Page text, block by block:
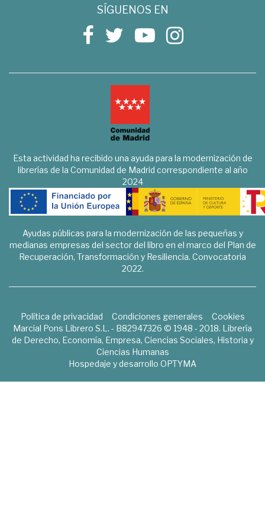
SÍGUENOS EN
Esta actividad ha recibido una ayuda para la modernización de
librerías de la Comunidad de Madrid correspondiente al año
2024
Ayudas públicas para la modernización de las pequeñas y
medianas empresas del sector del libro en el marco del Plan de
Recuperación, Transformación y Resiliencia. Convocatoria
2022.
Política de privacidad Condiciones generales
Cookies
Marcial Pons Librero S.L. - B82947326 © 1948 - 2018. Librería
de Derecho, Economía, Empresa, Ciencias Sociales, Historia y
Ciencias Humanas
Hospedaje y desarrollo OPTYMA